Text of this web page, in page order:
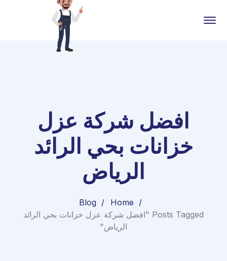
افضل شركة عزل
خزانات بحي الرائد
الرياض
Home
Blog
Posts Tagged "افضل شركة عزل خزانات بحي الرائد
الرياض"